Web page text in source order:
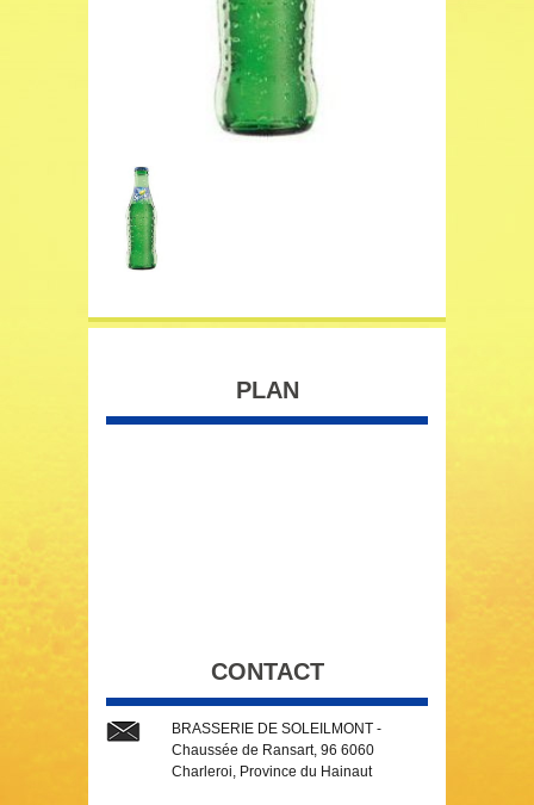
PLAN
CONTACT
BRASSERIE DE SOLEILMONT -
Chaussée de Ransart, 96 6060
Charleroi, Province du Hainaut